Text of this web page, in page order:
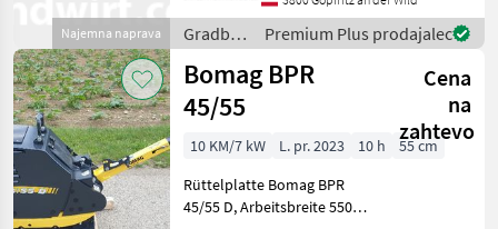
Najemna naprava
Tagesmietrate.
Wochenmietpreis ab
Gradbeni
stroji /
Weber
Premium Plus prodajalec
Bomag BPR
45/55
Cena
na
zahtevo
10 KM/7 kW L. pr. 2023 10 h
55 cm
Rüttelplatte Bomag BPR
45/55 D, Arbeitsbreite 550